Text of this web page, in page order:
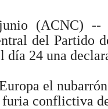
(ACNC) --
del Partido
día 24 una
el
conflictiva